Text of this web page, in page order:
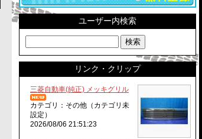
ユーザー内検索
リンク・クリップ
三菱自動車(純正) メッキグリル
カテゴリ：その他（カテゴリ未
設定）
2026/08/06 21:51:23